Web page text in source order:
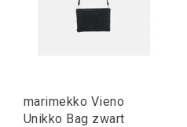
marimekko Vieno
Unikko Bag zwart